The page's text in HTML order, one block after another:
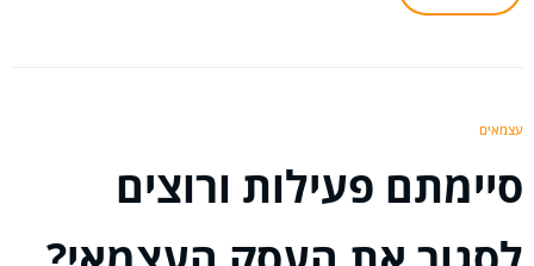
עצמאים
סיימתם פעילות ורוצים